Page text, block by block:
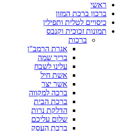
ראשי
ברכון ברכת המזון
כיסויים לטלית ותפילין
תמונות זכוכית וקנבס
ברכות
אגרת הרמב"ן
בריך שמה
עלינו לשבח
אשת חיל
אשר יצר
ברכה למקווה
ברכת הבית
הדלקת נרות
שלום עליכם
ברכת העסק